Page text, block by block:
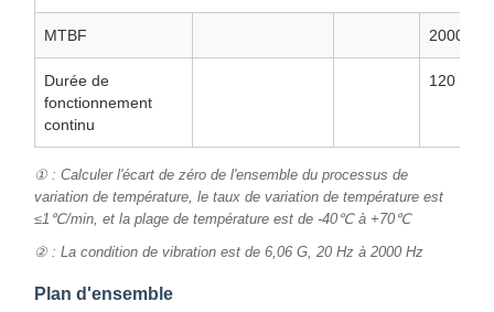
MTBF 20000
Durée de
fonctionnement
continu
120
① : Calculer l'écart de zéro de l'ensemble du processus de
variation de température, le taux de variation de température est
≤1℃/min, et la plage de température est de -40℃ à +70℃
② : La condition de vibration est de 6,06 G, 20 Hz à 2000 Hz
Plan d'ensemble